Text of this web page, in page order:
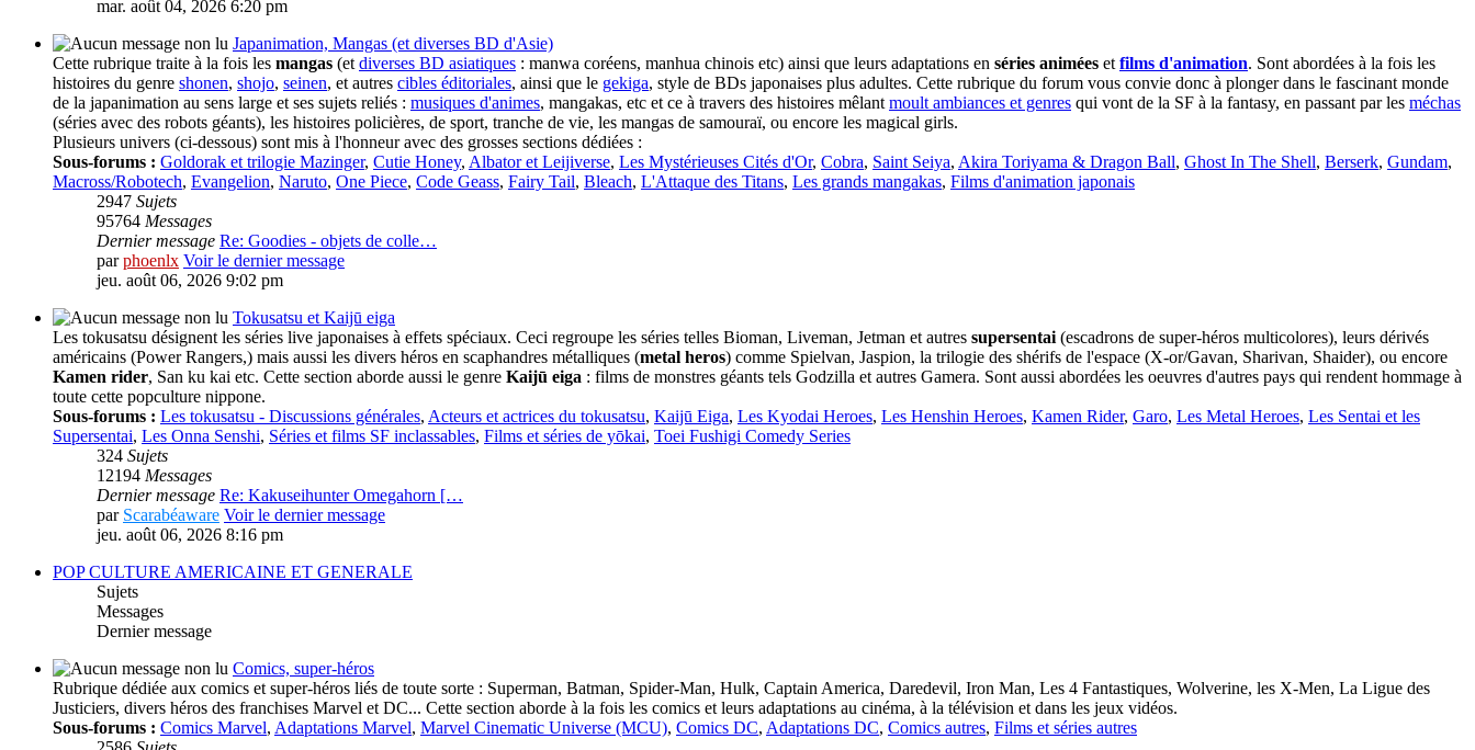
mar. août 04, 2026 6:20 pm
Japanimation, Mangas (et diverses BD d'Asie)
Cette rubrique traite à la fois les mangas (et diverses BD asiatiques : manwa coréens, manhua chinois etc) ainsi que leurs adaptations en séries animées et films d'animation. Sont abordées à la fois les
histoires du genre shonen, shojo, seinen, et autres cibles éditoriales, ainsi que le gekiga, style de BDs japonaises plus adultes. Cette rubrique du forum vous convie donc à plonger dans le fascinant monde
de la japanimation au sens large et ses sujets reliés : musiques d'animes, mangakas, etc et ce à travers des histoires mêlant moult ambiances et genres qui vont de la SF à la fantasy, en passant par les méchas
(séries avec des robots géants), les histoires policières, de sport, tranche de vie, les mangas de samouraï, ou encore les magical girls.
Plusieurs univers (ci-dessous) sont mis à l'honneur avec des grosses sections dédiées :
Sous-forums : Goldorak et trilogie Mazinger, Cutie Honey, Albator et Leijiverse, Les Mystérieuses Cités d'Or, Cobra, Saint Seiya, Akira Toriyama & Dragon Ball, Ghost In The Shell, Berserk, Gundam,
Macross/Robotech, Evangelion, Naruto, One Piece, Code Geass, Fairy Tail, Bleach, L'Attaque des Titans, Les grands mangakas, Films d'animation japonais
2947 Sujets
95764 Messages
Dernier message Re: Goodies - objets de colle…
parphoenlx Voir le dernier message
jeu. août 06, 2026 9:02 pm
Tokusatsu et Kaijū eiga
Les tokusatsu désignent les séries live japonaises à effets spéciaux. Ceci regroupe les séries telles Bioman, Liveman, Jetman et autres supersentai (escadrons de super-héros multicolores), leurs dérivés
américains (Power Rangers,) mais aussi les divers héros en scaphandres métalliques (metal heros) comme Spielvan, Jaspion, la trilogie des shérifs de l'espace (X-or/Gavan, Sharivan, Shaider), ou encore
Kamen rider, San ku kai etc. Cette section aborde aussi le genre Kaijū eiga : films de monstres géants tels Godzilla et autres Gamera. Sont aussi abordées les oeuvres d'autres pays qui rendent hommage à
toute cette popculture nippone.
Sous-forums : Les tokusatsu - Discussions générales, Acteurs et actrices du tokusatsu, Kaijū Eiga, Les Kyodai Heroes, Les Henshin Heroes, Kamen Rider, Garo, Les Metal Heroes, Les Sentai et les
Supersentai, Les Onna Senshi, Séries et films SF inclassables, Films et séries de yōkai, Toei Fushigi Comedy Series
324 Sujets
12194 Messages
Dernier message Re: Kakuseihunter Omegahorn […
par Scarabéaware Voir le dernier message
jeu. août 06, 2026 8:16 pm
POP CULTURE AMERICAINE ET GENERALE
Sujets
Messages
Dernier message
Comics, super-héros
Rubrique dédiée aux comics et super-héros liés de toute sorte : Superman, Batman, Spider-Man, Hulk, Captain America, Daredevil, Iron Man, Les 4 Fantastiques, Wolverine, les X-Men, La Ligue des
Justiciers, divers héros des franchises Marvel et DC... Cette section aborde à la fois les comics et leurs adaptations au cinéma, à la télévision et dans les jeux vidéos.
Sous-forums : Comics Marvel, Adaptations Marvel, Marvel Cinematic Universe (MCU), Comics DC, Adaptations DC, Comics autres, Films et séries autres